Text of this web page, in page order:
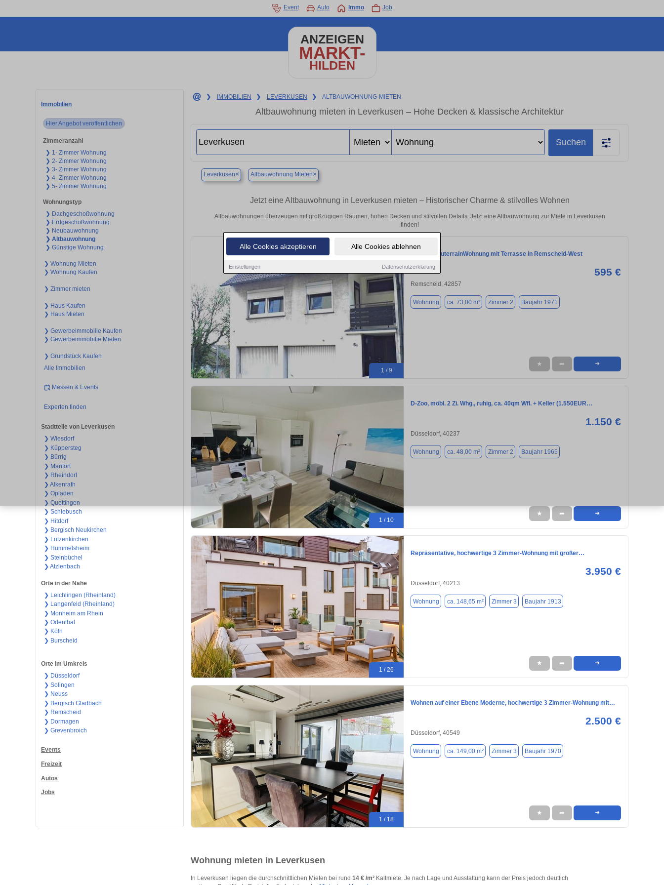
Alle Cookies akzeptieren Alle Cookies ablehnen
Einstellungen Datenschutzerklärung
Event Auto Immo Job
ANZEIGEN
MARKT-
HILDEN
Immobilien
Hier Angebot veröffentlichen
Zimmeranzahl
❯ 1- Zimmer Wohnung
❯ 2- Zimmer Wohnung
❯ 3- Zimmer Wohnung
❯ 4- Zimmer Wohnung
❯ 5- Zimmer Wohnung
Wohnungstyp
❯ Dachgeschoßwohnung
❯ Erdgeschoßwohnung
❯ Neubauwohnung
❯ Altbauwohnung
❯ Günstige Wohnung
❯ Wohnung Mieten
❯ Wohnung Kaufen
❯ Zimmer mieten
❯ Haus Kaufen
❯ Haus Mieten
❯ Gewerbeimmobilie Kaufen
❯ Gewerbeimmobilie Mieten
❯ Grundstück Kaufen
Alle Immobilien
Messen & Events
Experten finden
Stadtteile von Leverkusen
❯ Wiesdorf
❯ Küppersteg
❯ Bürrig
❯ Manfort
❯ Rheindorf
❯ Alkenrath
❯ Opladen
❯ Quettingen
❯ Schlebusch
❯ Hitdorf
❯ Bergisch Neukirchen
❯ Lützenkirchen
❯ Hummelsheim
❯ Steinbüchel
❯ Atzlenbach
Orte in der Nähe
❯ Leichlingen (Rheinland)
❯ Langenfeld (Rheinland)
❯ Monheim am Rhein
❯ Odenthal
❯ Köln
❯ Burscheid
Orte im Umkreis
❯ Düsseldorf
❯ Solingen
❯ Neuss
❯ Bergisch Gladbach
❯ Remscheid
❯ Dormagen
❯ Grevenbroich
Events
Freizeit
Autos
Jobs
❯ IMMOBILIEN ❯ LEVERKUSEN ❯ ALTBAUWOHNUNG-MIETEN
Altbauwohnung mieten in Leverkusen – Hohe Decken & klassische Architektur
Suchen
Leverkusen× Altbauwohnung Mieten×
Jetzt eine Altbauwohnung in Leverkusen mieten – Historischer Charme & stilvolles Wohnen
Altbauwohnungen überzeugen mit großzügigen Räumen, hohen Decken und stilvollen Details. Jetzt eine Altbauwohnung zur Miete in Leverkusen
finden!
1 / 9
Schöne SouterrainWohnung mit Terrasse in Remscheid-West
595 €
Remscheid, 42857
Wohnung ca. 73,00 m² Zimmer 2 Baujahr 1971
★ ➦ ➜
1 / 10
D-Zoo, möbl. 2 Zi. Whg., ruhig, ca. 40qm Wfl. + Keller (1.550EUR…
1.150 €
Düsseldorf, 40237
Wohnung ca. 48,00 m² Zimmer 2 Baujahr 1965
★ ➦ ➜
1 / 26
Repräsentative, hochwertige 3 Zimmer-Wohnung mit großer…
3.950 €
Düsseldorf, 40213
Wohnung ca. 148,65 m² Zimmer 3 Baujahr 1913
★ ➦ ➜
1 / 18
Wohnen auf einer Ebene Moderne, hochwertige 3 Zimmer-Wohnung mit…
2.500 €
Düsseldorf, 40549
Wohnung ca. 149,00 m² Zimmer 3 Baujahr 1970
★ ➦ ➜
Wohnung mieten in Leverkusen
In Leverkusen liegen die durchschnittlichen Mieten bei rund 14 € /m² Kaltmiete. Je nach Lage und Ausstattung kann der Preis jedoch deutlich